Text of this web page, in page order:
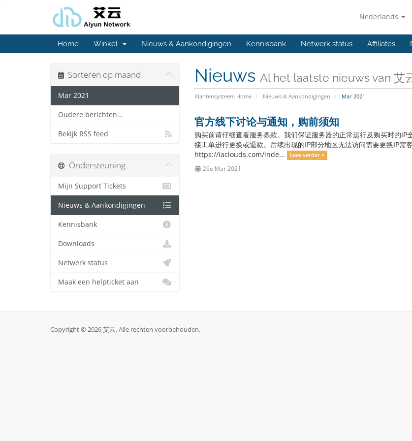
Nederlands
Home Winkel Nieuws & Aankondigingen Kennisbank Netwerk status Affiliates
Nieuws Al het laatste nieuws van 艾
Klantensysteem Home Nieuws & Aankondigingen Mar 2021
Sorteren op maand
Mar 2021
Oudere berichten...
Bekijk RSS feed
官方线下讨论与通知，购前须知
购买前请仔细查看服务条款。我们保证服务器的正常运行及购买时的
接工单进行更换或退款。后续出现的IP部分地区无法访问需要更换IP需
https://iaclouds.com/inde...
Lees verder »
26e Mar 2021
Ondersteuning
Mijn Support Tickets
Nieuws & Aankondigingen
Kennisbank
Downloads
Netwerk status
Maak een helpticket aan
Copyright © 2026 艾云. Alle rechten voorbehouden.